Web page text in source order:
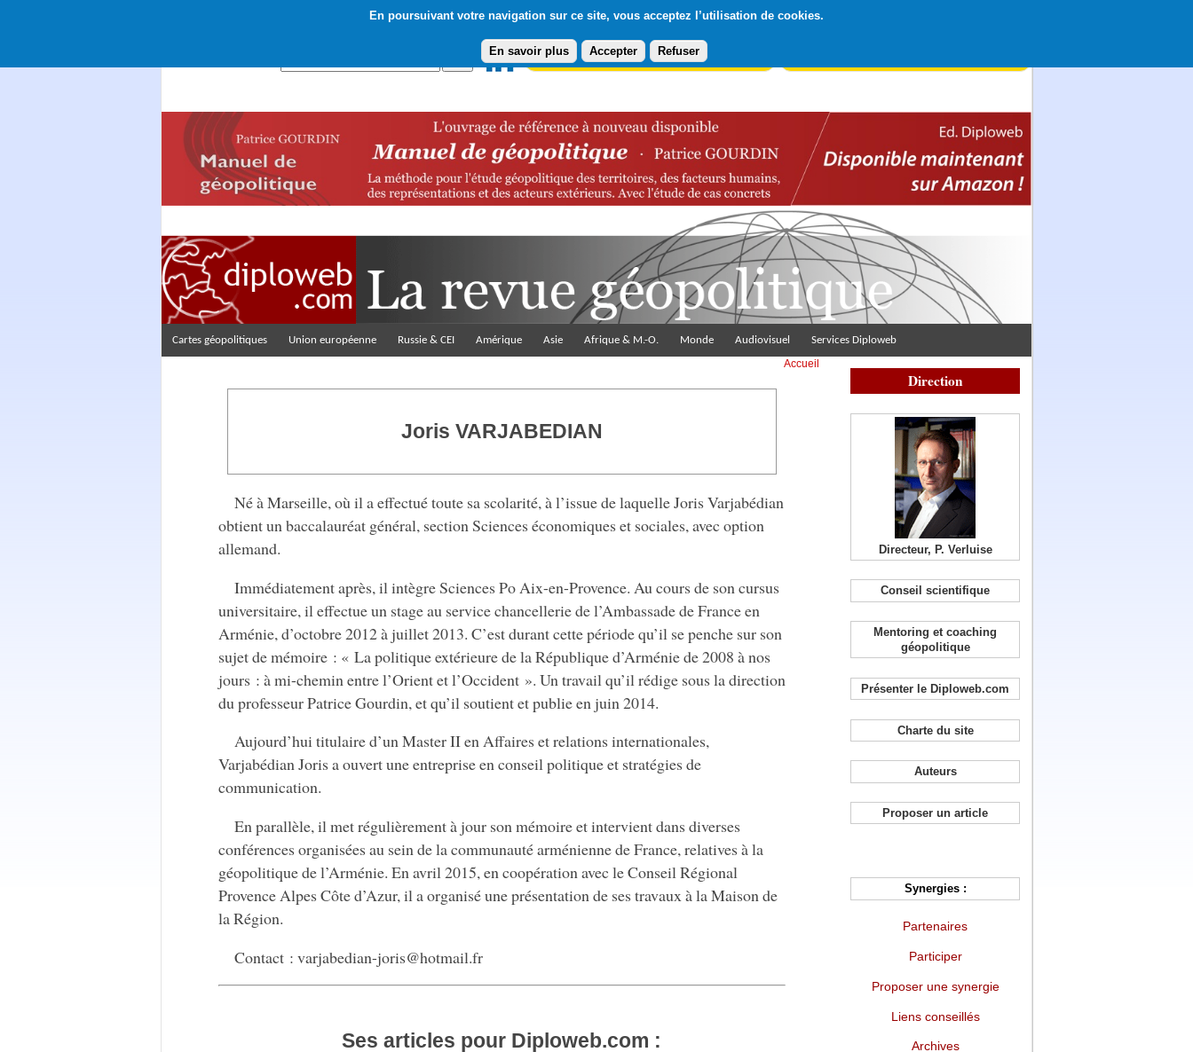
En poursuivant votre navigation sur ce site, vous acceptez l’utilisation de cookies.
En savoir plus Accepter Refuser
Abonnement gratuit à la Lettre du Diploweb
Cartes géopolitiques Union européenne Russie & CEI Amérique Asie Afrique & M.-O. Monde Audiovisuel Services Diploweb
Accueil
Joris VARJABEDIAN
Né à Marseille, où il a effectué toute sa scolarité, à l’issue de laquelle Joris Varjabédian
obtient un baccalauréat général, section Sciences économiques et sociales, avec option
allemand.
Immédiatement après, il intègre Sciences Po Aix-en-Provence. Au cours de son cursus
universitaire, il effectue un stage au service chancellerie de l’Ambassade de France en
Arménie, d’octobre 2012 à juillet 2013. C’est durant cette période qu’il se penche sur son
sujet de mémoire : « La politique extérieure de la République d’Arménie de 2008 à nos
jours : à mi-chemin entre l’Orient et l’Occident ». Un travail qu’il rédige sous la direction
du professeur Patrice Gourdin, et qu’il soutient et publie en juin 2014.
Aujourd’hui titulaire d’un Master II en Affaires et relations internationales,
Varjabédian Joris a ouvert une entreprise en conseil politique et stratégies de
communication.
En parallèle, il met régulièrement à jour son mémoire et intervient dans diverses
conférences organisées au sein de la communauté arménienne de France, relatives à la
géopolitique de l’Arménie. En avril 2015, en coopération avec le Conseil Régional
Provence Alpes Côte d’Azur, il a organisé une présentation de ses travaux à la Maison de
la Région.
Contact : varjabedian-joris@hotmail.fr
Ses articles pour Diploweb.com :
Direction
Directeur, P. Verluise
Conseil scientifique
Mentoring et coaching
géopolitique
Présenter le Diploweb.com
Charte du site
Auteurs
Proposer un article
Synergies :
Partenaires
Participer
Proposer une synergie
Liens conseillés
Archives